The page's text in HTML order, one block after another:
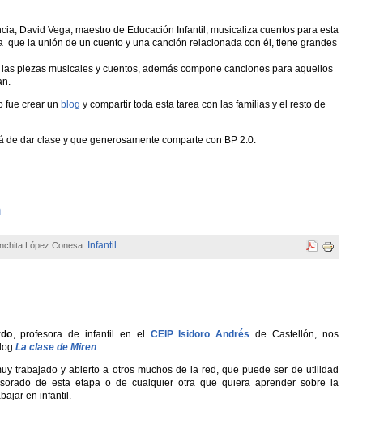
David Vega, maestro de Educación Infantil, musicaliza cuentos para esta
que la unión de un cuento y una canción relacionada con él, tiene grandes
piezas musicales y cuentos, además compone canciones para aquellos
fue crear un blog y compartir toda esta tarea con las familias y el resto de
dar clase y que generosamente comparte con BP 2.0.
López Conesa Infantil
, profesora de infantil en el CEIP Isidoro Andrés de Castellón, nos
La clase de Miren.
trabajado y abierto a otros muchos de la red, que puede ser de utilidad
de esta etapa o de cualquier otra que quiera aprender sobre la
en infantil.